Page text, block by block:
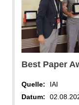
Best Paper
Quelle:
IAI
Datum: